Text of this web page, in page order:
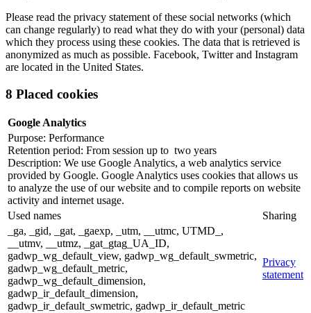
Please read the privacy statement of these social networks (which
can change regularly) to read what they do with your (personal) data
which they process using these cookies. The data that is retrieved is
anonymized as much as possible. Facebook, Twitter and Instagram
are located in the United States.
8 Placed cookies
Google Analytics
Purpose: Performance
Retention period: From session up to two years
Description: We use Google Analytics, a web analytics service
provided by Google. Google Analytics uses cookies that allows us
to analyze the use of our website and to compile reports on website
activity and internet usage.
Used names
Sharing
_ga, _gid, _gat, _gaexp, _utm, __utmc, UTMD_,
__utmv, __utmz, _gat_gtag_UA_ID,
gadwp_wg_default_view, gadwp_wg_default_swmetric,
gadwp_wg_default_metric,
gadwp_wg_default_dimension,
gadwp_ir_default_dimension,
gadwp_ir_default_swmetric, gadwp_ir_default_metric
Privacy
statement